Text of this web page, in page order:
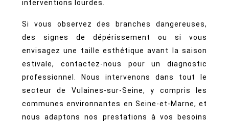
interventions lourdes.
Si vous observez des branches dangereuses,
des signes de dépérissement ou si vous
envisagez une taille esthétique avant la saison
estivale, contactez-nous pour un diagnostic
professionnel. Nous intervenons dans tout le
secteur de Vulaines-sur-Seine, y compris les
communes environnantes en Seine-et-Marne, et
nous adaptons nos prestations à vos besoins